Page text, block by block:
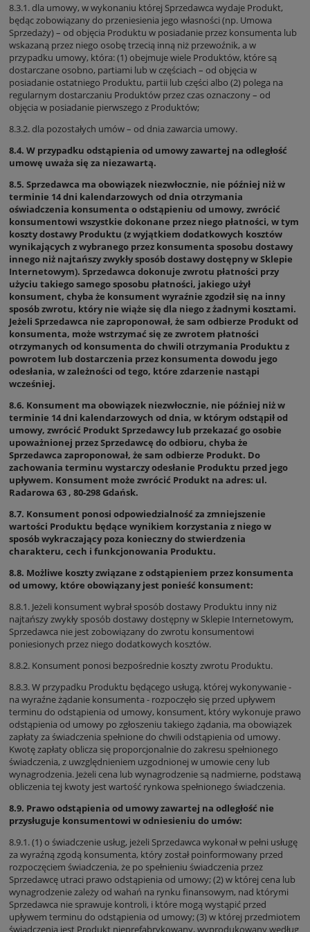
8.3.1. dla umowy, w wykonaniu której Sprzedawca wydaje Produkt,
będąc zobowiązany do przeniesienia jego własności (np. Umowa
Sprzedaży) – od objęcia Produktu w posiadanie przez konsumenta lub
wskazaną przez niego osobę trzecią inną niż przewoźnik, a w
przypadku umowy, która: (1) obejmuje wiele Produktów, które są
dostarczane osobno, partiami lub w częściach – od objęcia w
posiadanie ostatniego Produktu, partii lub części albo (2) polega na
regularnym dostarczaniu Produktów przez czas oznaczony – od
objęcia w posiadanie pierwszego z Produktów;
8.3.2. dla pozostałych umów – od dnia zawarcia umowy.
8.4. W przypadku odstąpienia od umowy zawartej na odległość
umowę uważa się za niezawartą.
8.5. Sprzedawca ma obowiązek niezwłocznie, nie później niż w
terminie 14 dni kalendarzowych od dnia otrzymania
oświadczenia konsumenta o odstąpieniu od umowy, zwrócić
konsumentowi wszystkie dokonane przez niego płatności, w tym
koszty dostawy Produktu (z wyjątkiem dodatkowych kosztów
wynikających z wybranego przez konsumenta sposobu dostawy
innego niż najtańszy zwykły sposób dostawy dostępny w Sklepie
Internetowym). Sprzedawca dokonuje zwrotu płatności przy
użyciu takiego samego sposobu płatności, jakiego użył
konsument, chyba że konsument wyraźnie zgodził się na inny
sposób zwrotu, który nie wiąże się dla niego z żadnymi kosztami.
Jeżeli Sprzedawca nie zaproponował, że sam odbierze Produkt od
konsumenta, może wstrzymać się ze zwrotem płatności
otrzymanych od konsumenta do chwili otrzymania Produktu z
powrotem lub dostarczenia przez konsumenta dowodu jego
odesłania, w zależności od tego, które zdarzenie nastąpi
wcześniej.
8.6. Konsument ma obowiązek niezwłocznie, nie później niż w
terminie 14 dni kalendarzowych od dnia, w którym odstąpił od
umowy, zwrócić Produkt Sprzedawcy lub przekazać go osobie
upoważnionej przez Sprzedawcę do odbioru, chyba że
Sprzedawca zaproponował, że sam odbierze Produkt. Do
zachowania terminu wystarczy odesłanie Produktu przed jego
upływem. Konsument może zwrócić Produkt na adres: ul.
Radarowa 63 , 80-298 Gdańsk.
8.7. Konsument ponosi odpowiedzialność za zmniejszenie
wartości Produktu będące wynikiem korzystania z niego w
sposób wykraczający poza konieczny do stwierdzenia
charakteru, cech i funkcjonowania Produktu.
8.8. Możliwe koszty związane z odstąpieniem przez konsumenta
od umowy, które obowiązany jest ponieść konsument:
8.8.1. Jeżeli konsument wybrał sposób dostawy Produktu inny niż
najtańszy zwykły sposób dostawy dostępny w Sklepie Internetowym,
Sprzedawca nie jest zobowiązany do zwrotu konsumentowi
poniesionych przez niego dodatkowych kosztów.
8.8.2. Konsument ponosi bezpośrednie koszty zwrotu Produktu.
8.8.3. W przypadku Produktu będącego usługą, której wykonywanie -
na wyraźne żądanie konsumenta - rozpoczęło się przed upływem
terminu do odstąpienia od umowy, konsument, który wykonuje prawo
odstąpienia od umowy po zgłoszeniu takiego żądania, ma obowiązek
zapłaty za świadczenia spełnione do chwili odstąpienia od umowy.
Kwotę zapłaty oblicza się proporcjonalnie do zakresu spełnionego
świadczenia, z uwzględnieniem uzgodnionej w umowie ceny lub
wynagrodzenia. Jeżeli cena lub wynagrodzenie są nadmierne, podstawą
obliczenia tej kwoty jest wartość rynkowa spełnionego świadczenia.
8.9. Prawo odstąpienia od umowy zawartej na odległość nie
przysługuje konsumentowi w odniesieniu do umów:
8.9.1. (1) o świadczenie usług, jeżeli Sprzedawca wykonał w pełni usługę
za wyraźną zgodą konsumenta, który został poinformowany przed
rozpoczęciem świadczenia, że po spełnieniu świadczenia przez
Sprzedawcę utraci prawo odstąpienia od umowy; (2) w której cena lub
wynagrodzenie zależy od wahań na rynku finansowym, nad którymi
Sprzedawca nie sprawuje kontroli, i które mogą wystąpić przed
upływem terminu do odstąpienia od umowy; (3) w której przedmiotem
świadczenia jest Produkt nieprefabrykowany, wyprodukowany według